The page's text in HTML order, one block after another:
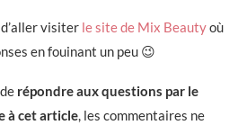
visiter le site de Mix Beautyoù
en fouinant un peu 😉
répondre aux questions par le
à cet article, les commentaires ne